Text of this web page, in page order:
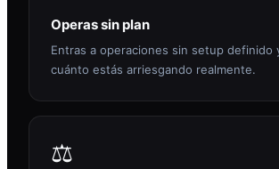
Operas sin plan
Entras a operaciones sin setup definido
cuánto estás arriesgando realmente.
⚖️